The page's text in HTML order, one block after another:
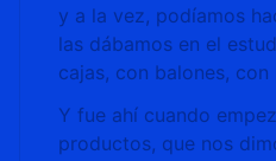
y a la vez, podíamos
las dábamos en el
cajas, con balones, con
Y fue ahí cuando
productos, que nos